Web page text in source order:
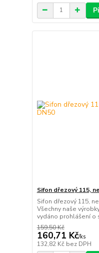
Sifon dřezový 115,
Sifon dřezový 115,
Všechny naše
vydáno prohlášení o
159,50 Kč
160,71 Kč/ks
132,82 Kč bez DPH